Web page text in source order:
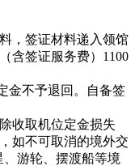
，签证材料递入领馆
含签证服务费）1100
金不予退回。自备签
收取机位定金损失
如不可取消的境外交
游轮、摆渡船等境